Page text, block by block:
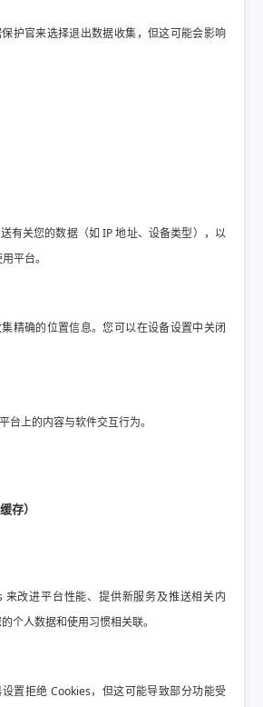
护官来选择退出数据收集，但这可能会影响
有关您的数据（如 IP 地址、设备类型），以
平台。
精确的位置信息。您可以在设备设置中关闭
台上的内容与软件交互行为。
存）
来改进平台性能、提供新服务及推送相关内
个人数据和使用习惯相关联。
置拒绝 Cookies，但这可能导致部分功能受